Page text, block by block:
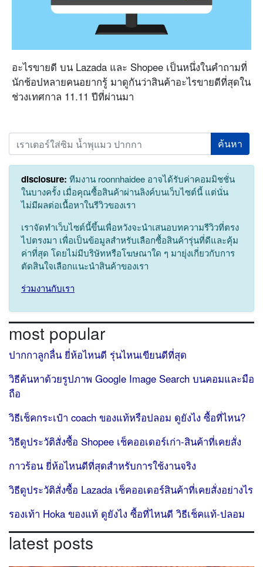
อะไรขายดี บน Lazada และ Shopee เป็นหนึ่งในคำถามที่
นักช้อปหลายคนอยากรู้ มาดูกันว่าสินค้าอะไรขายดีที่สุดใน
ช่วงเทศกาล 11.11 ปีที่ผ่านมา
Search
disclosure: ทีมงาน roonnhaidee อาจได้รับค่าคอมมิชชั่น
ในบางครั้ง เมื่อคุณซื้อสินค้าผ่านลิงค์บนเว็บไซต์นี้ แต่นั่น
ไม่มีผลต่อเนื้อหาในรีวิวของเรา
เราจัดทำเว็บไซต์นี้ขึ้นเพื่อหวังจะนำเสนอบทความรีวิวที่ตรง
ไปตรงมา เพื่อเป็นข้อมูลสำหรับเลือกซื้อสินค้ารุ่นที่ดีและคุ้ม
ค่าที่สุด โดยไม่มีบริษัทหรือโฆษณาใด ๆ มายุ่งเกี่ยวกับการ
ตัดสินใจเลือกแนะนำสินค้าของเรา
ร่วมงานกับเรา
most popular
ปากกาลูกลื่น ยี่ห้อไหนดี รุ่นไหนเขียนดีที่สุด
วิธีค้นหาด้วยรูปภาพ Google Image Search บนคอมและมือ
ถือ
วิธีเช็คกระเป๋า coach ของแท้หรือปลอม ดูยังไง ซื้อที่ไหน?
วิธีดูประวัติสั่งซื้อ Shopee เช็คออเดอร์เก่า-สินค้าที่เคยสั่ง
กาวร้อน ยี่ห้อไหนดีที่สุดสำหรับการใช้งานจริง
วิธีดูประวัติสั่งซื้อ Lazada เช็คออเดอร์สินค้าที่เคยสั่งอย่างไร
รองเท้า Hoka ของแท้ ดูยังไง ซื้อที่ไหนดี วิธีเช็คแท้-ปลอม
latest posts